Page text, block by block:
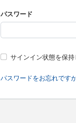
パスワード
サインイン状態を保
パスワードをお忘れです